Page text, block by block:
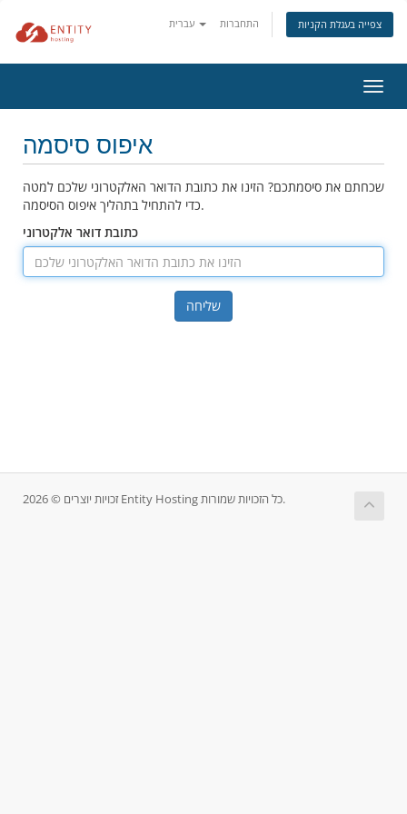
התחברות צפייה בעגלת הקניות
איפוס סיסמה
שכחתם את סיסמתכם? הזינו את כתובת הדואר האלקטרוני שלכם למטה
כדי להתחיל בתהליך איפוס הסיסמה.
כתובת דואר אלקטרוני
שליחה
זכויות יוצרים © 2026 Entity Hosting כל הזכויות שמורות.